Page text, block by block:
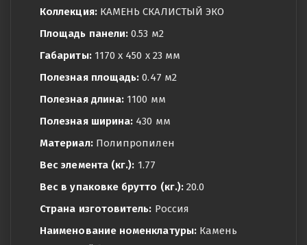
Коллекция:КАМЕНЬ СКАЛИСТЫЙ ЭКО
Площадь панели: 0.53 м2
Габариты:1170 x 450 x 23 мм
Полезная площадь: 0.47 м2
Полезная длина: 1100 мм
Полезная ширина: 430 мм
Материал:Полипропилен
Вес элемента (кг.): 1.77
Вес в упаковке брутто (кг.): 20.0
Страна изготовитель: Россия
Наименование номенклатуры:Камень